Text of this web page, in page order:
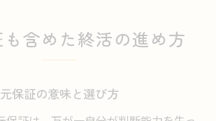
含めた終活の進め方
保証の意味と選び方